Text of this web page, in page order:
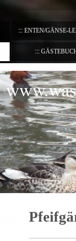
ENTEN/GÄNSE-